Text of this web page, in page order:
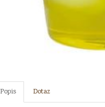
Popis Dotaz